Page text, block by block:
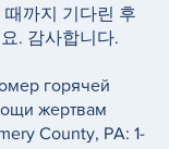
까지 기다린 후
. 감사합니다.
горячей
жертвам
County, PA: 1-